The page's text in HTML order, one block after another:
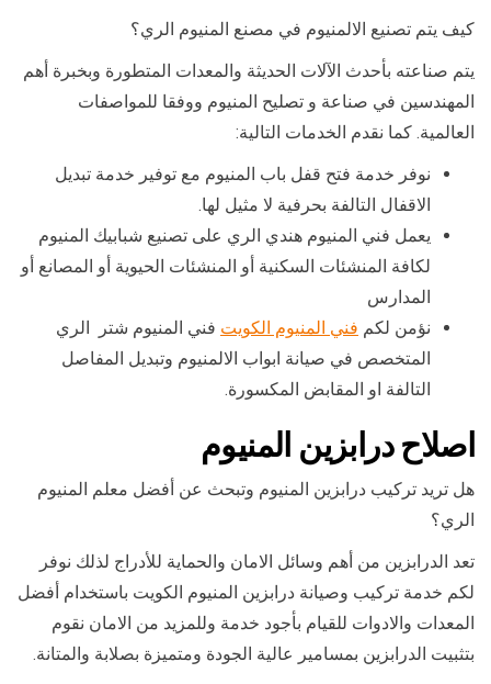
كيف يتم تصنيع الالمنيوم في مصنع المنيوم الري؟
يتم صناعته بأحدث الآلات الحديثة والمعدات المتطورة وبخبرة أهم
المهندسين في صناعة و تصليح المنيوم ووفقا للمواصفات
العالمية. كما نقدم الخدمات التالية:
نوفر خدمة فتح قفل باب المنيوم مع توفير خدمة تبديل
الاقفال التالفة بحرفية لا مثيل لها.
يعمل فني المنيوم هندي الري على تصنيع شبابيك المنيوم
لكافة المنشئات السكنية أو المنشئات الحيوية أو المصانع أو
المدارس
نؤمن لكم فني المنيوم الكويت فني المنيوم شتر الري
المتخصص في صيانة ابواب الالمنيوم وتبديل المفاصل
التالفة او المقابض المكسورة.
اصلاح درابزين المنيوم
هل تريد تركيب درابزين المنيوم وتبحث عن أفضل معلم المنيوم
الري؟
تعد الدرابزين من أهم وسائل الامان والحماية للأدراج لذلك نوفر
لكم خدمة تركيب وصيانة درابزين المنيوم الكويت باستخدام أفضل
المعدات والادوات للقيام بأجود خدمة وللمزيد من الامان نقوم
بتثبيت الدرابزين بمسامير عالية الجودة ومتميزة بصلابة والمتانة.